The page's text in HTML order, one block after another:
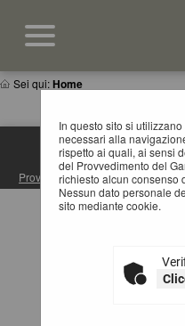
Sei qui:Home
In questo sito si
necessari alla
rispetto ai quali, ai sensi
del Provvedimento del
richiesto alcun consenso
Nessun dato personale
sito mediante cookie.
S.U.A.
Provincia di Matera| Via Ridola,
Certificata|